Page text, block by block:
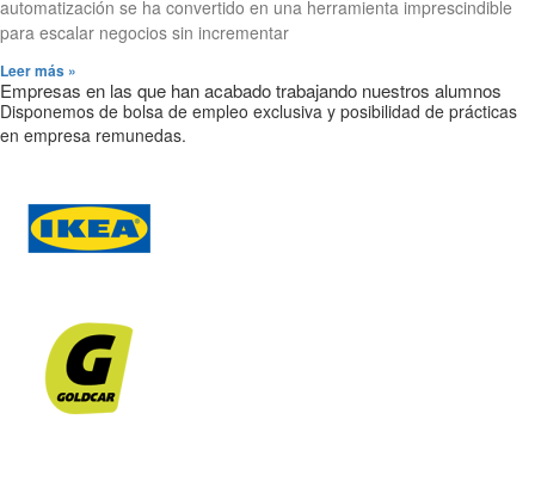
automatización se ha convertido en una herramienta imprescindible
para escalar negocios sin incrementar
Leer más »
Empresas en las que han acabado trabajando nuestros alumnos
Disponemos de bolsa de empleo exclusiva y posibilidad de prácticas
en empresa remunedas.